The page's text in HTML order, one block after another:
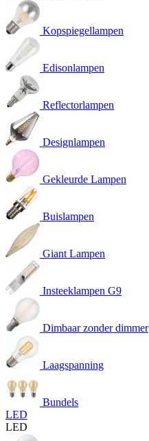
Kopspiegellampen
Edisonlampen
Reflectorlampen
Designlampen
Gekleurde Lampen
Buislampen
Giant Lampen
Insteeklampen G9
Dimbaar zonder dimmer
Laagspanning
Bundels
LED
LED